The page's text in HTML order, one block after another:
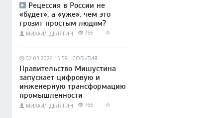
Рецессия в России не
«будет», а «уже»: чем это
грозит простым людям?
МИХАИЛ ДЕЛЯГИН 756
02.03.2026 15:59 СОБЫТИЯ
Правительство Мишустина
запускает цифровую и
инженерную трансформацию
промышленности
МИХАИЛ ДЕЛЯГИН 766